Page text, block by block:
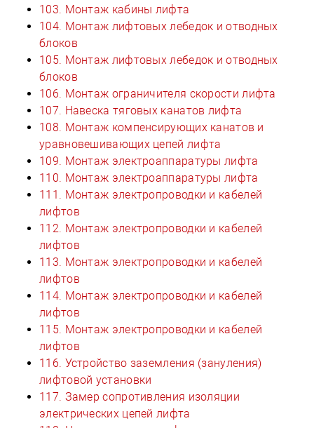
103. Монтаж кабины лифта
104. Монтаж лифтовых лебедок и отводных
блоков
105. Монтаж лифтовых лебедок и отводных
блоков
106. Монтаж ограничителя скорости лифта
107. Навеска тяговых канатов лифта
108. Монтаж компенсирующих канатов и
уравновешивающих цепей лифта
109. Монтаж электроаппаратуры лифта
110. Монтаж электроаппаратуры лифта
111. Монтаж электропроводки и кабелей
лифтов
112. Монтаж электропроводки и кабелей
лифтов
113. Монтаж электропроводки и кабелей
лифтов
114. Монтаж электропроводки и кабелей
лифтов
115. Монтаж электропроводки и кабелей
лифтов
116. Устройство заземления (зануления)
лифтовой установки
117. Замер сопротивления изоляции
электрических цепей лифта